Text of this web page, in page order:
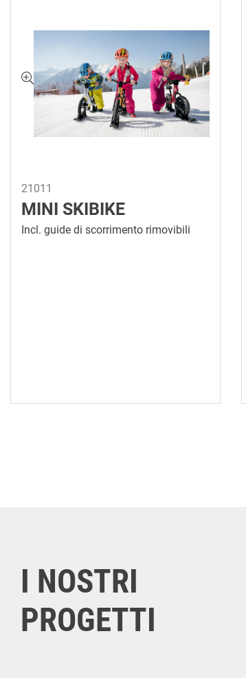
21011
MINI SKIBIKE
Incl. guide di scorrimento rimovibili
I NOSTRI
PROGETTI